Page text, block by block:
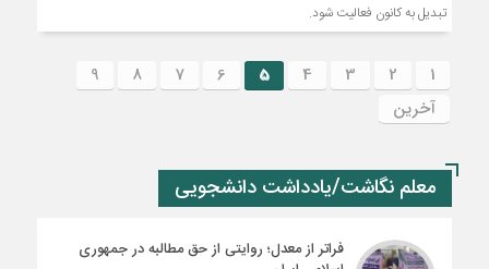
تبدیل به کانون فعالیت شود.
1
2
3
4
5
6
7
8
9
آخرین
معلم نگاشت/یادداشت دانشجویی
فراتر از معدل؛ روایتی از حق مطالبه در جمهوری